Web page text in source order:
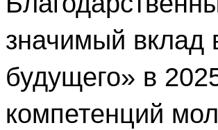
значимый вклад
будущего» в
компетенций